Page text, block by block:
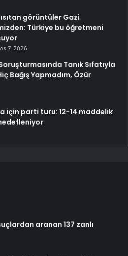
görüntüler Gazi
Türkiye bu öğretmeni
7, 2026
Tanık Sıfatıyla
Bağış Yapmadım, Özür
için parti turu: 12-14 maddelik
aranan 137 zanlı